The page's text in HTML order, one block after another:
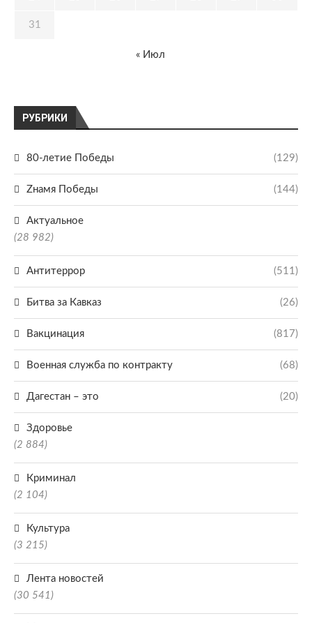
РУБРИКИ
80-летие Победы (129)
Zнамя Победы (144)
Актуальное
(28 982)
Антитеррор (511)
Битва за Кавказ (26)
Вакцинация (817)
Военная служба по контракту (68)
Дагестан – это (20)
Здоровье
(2 884)
Криминал
(2 104)
Культура
(3 215)
Лента новостей
(30 541)
31
« Июл